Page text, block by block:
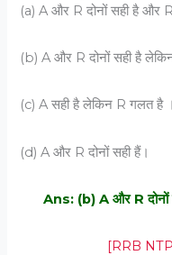
(a) A और R दोनों सही है और
(b) A और R दोनों सही है
(c) A सही है लेकिन R गलत है ।
(d) A और R दोनों सही हैं।
Ans: (b) A और R दोनों
[RRB